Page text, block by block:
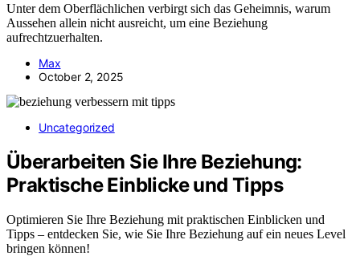
Unter dem Oberflächlichen verbirgt sich das Geheimnis, warum
Aussehen allein nicht ausreicht, um eine Beziehung
aufrechtzuerhalten.
Max
October 2, 2025
Uncategorized
Überarbeiten Sie Ihre Beziehung:
Praktische Einblicke und Tipps
Optimieren Sie Ihre Beziehung mit praktischen Einblicken und
Tipps – entdecken Sie, wie Sie Ihre Beziehung auf ein neues Level
bringen können!